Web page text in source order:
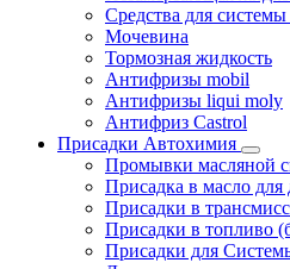
Средства для
Мочевина
Тормозная жидкость
Антифризы mobil
Антифризы liqui moly
Антифриз Castrol
Присадки Автохимия
Промывки масляной
Присадка в масло для
Присадки в
Присадки в топливо
Присадки для